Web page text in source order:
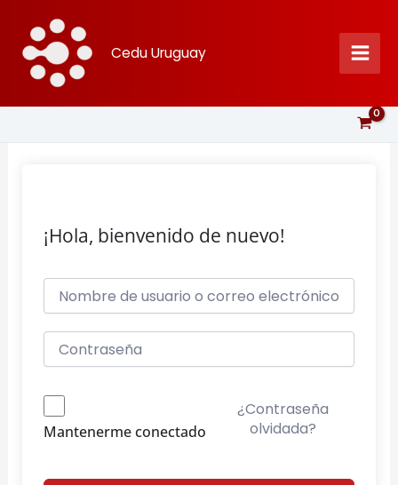
contenido
Cedu Uruguay
¡Hola, bienvenido de nuevo!
Mantenerme conectado
¿Contraseña
olvidada?